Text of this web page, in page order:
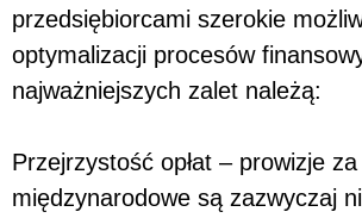
przedsiębiorcami szerokie
optymalizacji procesów
najważniejszych zalet należą:
Przejrzystość opłat – prowizje
międzynarodowe są zazwyczaj